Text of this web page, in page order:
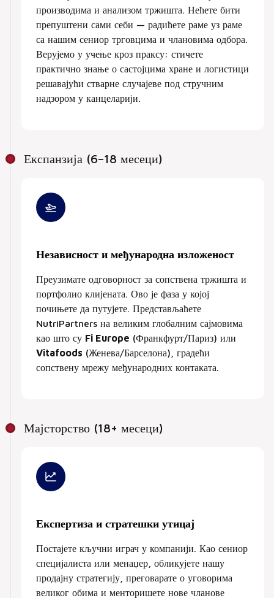
производима и анализом тржишта. Нећете бити
препуштени сами себи — радићете раме уз раме
са нашим сениор трговцима и члановима одбора.
Верујемо у учење кроз праксу: стичете
практично знање о састојцима хране и логистици
решавајући стварне случајеве под стручним
надзором у канцеларији.
Експанзија (6–18 месеци)
Независност и међународна изложеност
Преузимате одговорност за сопствена тржишта и
портфолио клијената. Ово је фаза у којој
почињете да путујете. Представљаћете
NutriPartners на великим глобалним сајмовима
као што су Fi Europe (Франкфурт/Париз) или
Vitafoods (Женева/Барселона), градећи
сопствену мрежу међународних контаката.
Мајсторство (18+ месеци)
Експертиза и стратешки утицај
Постајете кључни играч у компанији. Као сениор
специјалиста или менаџер, обликујете нашу
продајну стратегију, преговарате о уговорима
великог обима и менторишете нове чланове